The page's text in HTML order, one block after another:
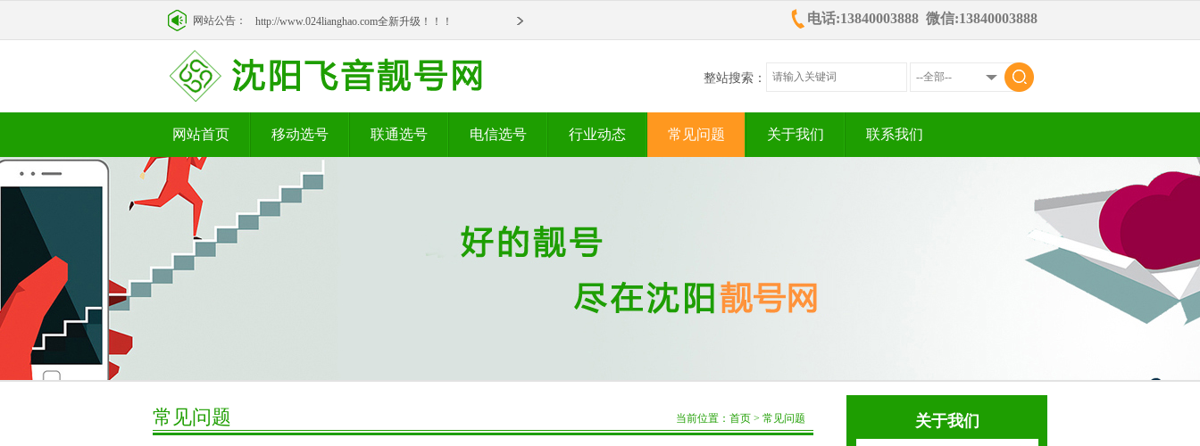
网站公告： http://www.024lianghao.com全新升级！！！ 电话:13840003888 微信:13840003888
整站搜索：
网站首页 移动选号 联通选号 电信选号 行业动态 常见问题 关于我们 联系我们
常见问题 当前位置： 首页 > 常见问题 关于我们